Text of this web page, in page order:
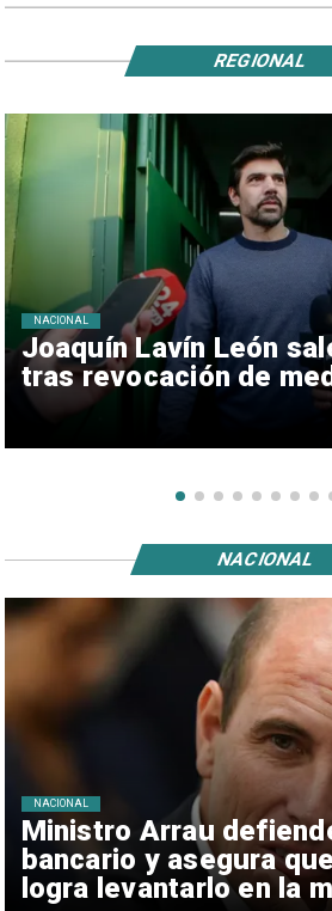
Joaquín Lavín León
tras revocación de
NACIONAL
REGIONAL
Ministro Arrau
bancario y asegura
logra levantarlo en la
NACIONAL
NACIONAL